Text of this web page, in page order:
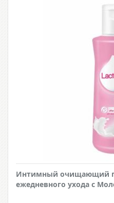
Интимный очищающий
ежедневного ухода с